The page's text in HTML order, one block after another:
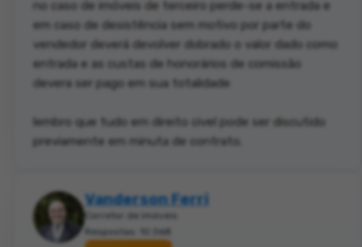
no caso de imóveis de terceiro perde-se a entrada e
em caso de desistência sem motivo por parte do
vendedor deverá devolver dobrado o valor dado como
entrada e as custas de honorários de comissão
devera ser pago em sua totalidade
lembro que tudo em direito civel pode ser discutido
previamente em minuta de contrato.
Vanderson Ferri
Corretor de imóveis
Respostas: 10.068